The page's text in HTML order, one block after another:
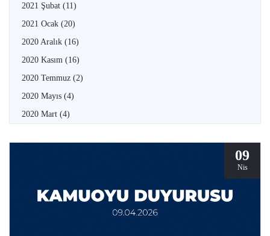
2021 Şubat (11)
2021 Ocak (20)
2020 Aralık (16)
2020 Kasım (16)
2020 Temmuz (2)
2020 Mayıs (4)
2020 Mart (4)
09
Nis